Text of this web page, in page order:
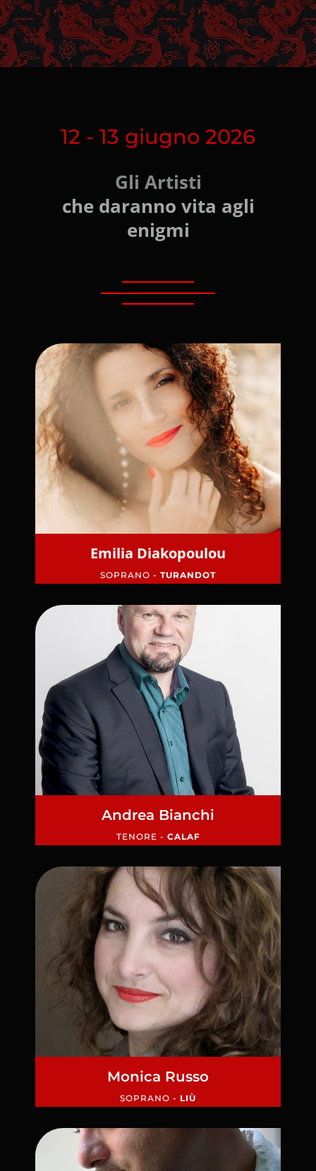
12 - 13 giugno 2026
Gli Artisti
che daranno vita agli
enigmi
Emilia Diakopoulou
SOPRANO - TURANDOT
Andrea Bianchi
TENORE - CALAF
Monica Russo
SOPRANO - LIÙ